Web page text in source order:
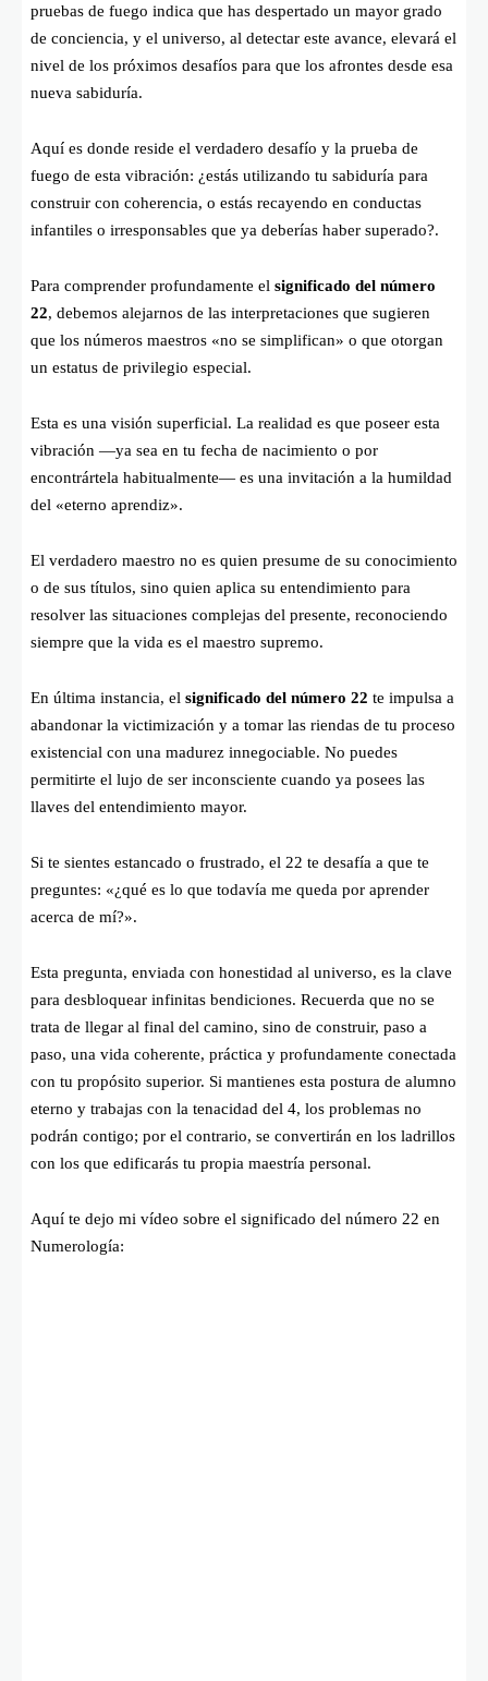
pruebas de fuego indica que has despertado un mayor grado
de conciencia, y el universo, al detectar este avance, elevará el
nivel de los próximos desafíos para que los afrontes desde esa
nueva sabiduría.
Aquí es donde reside el verdadero desafío y la prueba de
fuego de esta vibración: ¿estás utilizando tu sabiduría para
construir con coherencia, o estás recayendo en conductas
infantiles o irresponsables que ya deberías haber superado?.
Para comprender profundamente el significado del número
22, debemos alejarnos de las interpretaciones que sugieren
que los números maestros «no se simplifican» o que otorgan
un estatus de privilegio especial.
Esta es una visión superficial. La realidad es que poseer esta
vibración —ya sea en tu fecha de nacimiento o por
encontrártela habitualmente— es una invitación a la humildad
del «eterno aprendiz».
El verdadero maestro no es quien presume de su conocimiento
o de sus títulos, sino quien aplica su entendimiento para
resolver las situaciones complejas del presente, reconociendo
siempre que la vida es el maestro supremo.
En última instancia, el significado del número 22 te impulsa a
abandonar la victimización y a tomar las riendas de tu proceso
existencial con una madurez innegociable. No puedes
permitirte el lujo de ser inconsciente cuando ya posees las
llaves del entendimiento mayor.
Si te sientes estancado o frustrado, el 22 te desafía a que te
preguntes: «¿qué es lo que todavía me queda por aprender
acerca de mí?».
Esta pregunta, enviada con honestidad al universo, es la clave
para desbloquear infinitas bendiciones. Recuerda que no se
trata de llegar al final del camino, sino de construir, paso a
paso, una vida coherente, práctica y profundamente conectada
con tu propósito superior. Si mantienes esta postura de alumno
eterno y trabajas con la tenacidad del 4, los problemas no
podrán contigo; por el contrario, se convertirán en los ladrillos
con los que edificarás tu propia maestría personal.
Aquí te dejo mi vídeo sobre el significado del número 22 en
Numerología: